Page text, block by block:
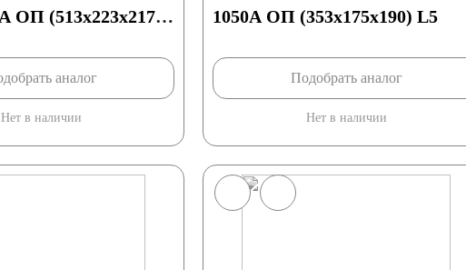
Мопеды
ОП (513x223x217)
аналог
Нет в наличии
1050A ОП (353х175х190) L5
Подобрать аналог
Нет в наличии